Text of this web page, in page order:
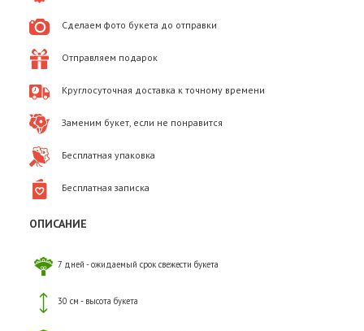
Сделаем фото букета до отправки
Отправляем подарок
Круглосуточная доставка к точному времени
Заменим букет, если не понравится
Бесплатная упаковка
Бесплатная записка
ОПИСАНИЕ
7 дней - ожидаемый срок свежести букета
30 см - высота букета